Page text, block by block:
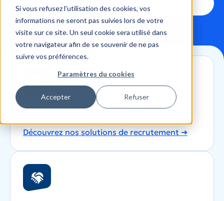
Si vous refusez l'utilisation des cookies, vos
informations ne seront pas suivies lors de votre
visite sur ce site. Un seul cookie sera utilisé dans
votre navigateur afin de se souvenir de ne pas
suivre vos préférences.
Paramètres du cookies
Accepter Refuser
Recrutez avec LIP
Découvrez nos solutions de recrutement ➜